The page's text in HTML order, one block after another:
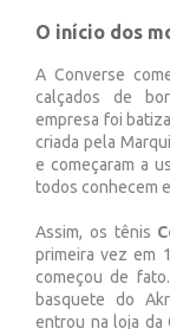
O início dos
A Converse
calçados de
empresa foi
criada pela
e começaram a
todos conhecem
Assim, os tênis
primeira vez em
começou de
basquete do
entrou na loja da